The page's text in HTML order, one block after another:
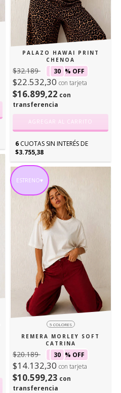
PALAZO HAWAI PRINT
CHENOA
$32.189 30 % OFF
$22.532,30 con tarjeta
$16.899,22 con
transferencia
AGREGAR AL CARRITO
6 CUOTAS SIN INTERÉS DE
$3.755,38
ESTRENO♥
5 COLORES
REMERA MORLEY SOFT
CATRINA
$20.189 30 % OFF
$14.132,30 con tarjeta
$10.599,23 con
transferencia